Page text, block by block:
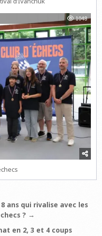
1048
ans qui rivalise avec les
? →
en 2, 3 et 4 coups